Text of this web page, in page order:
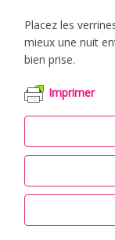
Placez les
mieux une nuit
bien prise.
Imprimer